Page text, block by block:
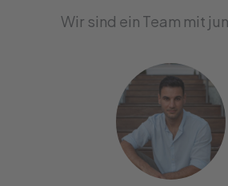
Wir sind ein Team mit